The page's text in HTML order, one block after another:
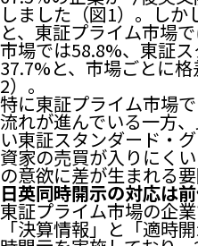
しました（図1）。しか
と、東証プライム市場
市場では58.8%、東証
37.7%と、市場ごとに
2）。
特に東証プライム市場
流れが進んでいる一方
い東証スタンダード・
資家の売買が入りにく
の意欲に差が生まれる
日英同時開示の対応は
東証プライム市場の企
「決算情報」と「適時